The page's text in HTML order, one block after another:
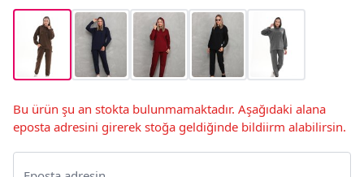
Bu ürün şu an stokta bulunmamaktadır. Aşağıdaki alana
eposta adresini girerek stoğa geldiğinde bildiirm alabilirsin.